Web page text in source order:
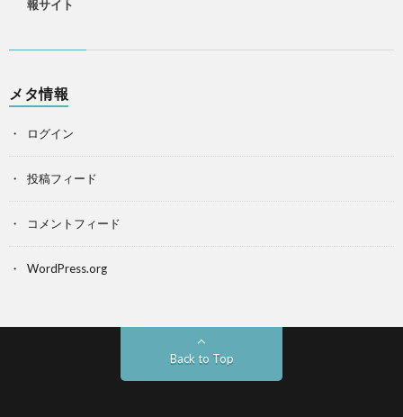
報サイト
メタ情報
ログイン
投稿フィード
コメントフィード
WordPress.org
Back to Top